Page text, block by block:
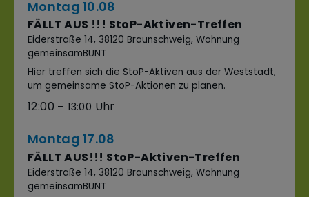
Montag 10.08
12:00 – 13:00
FÄLLT AUS !!! StoP-Aktiven-Treffen
Eiderstraße 14, 38120 Braunschweig, Wohnung
gemeinsamBUNT
Hier treffen sich die StoP-Aktiven aus der Weststadt,
um gemeinsame StoP-Aktionen zu planen.
Montag 17.08
FÄLLT AUS!!! StoP-Aktiven-Treffen
Eiderstraße 14, 38120 Braunschweig, Wohnung
gemeinsamBUNT